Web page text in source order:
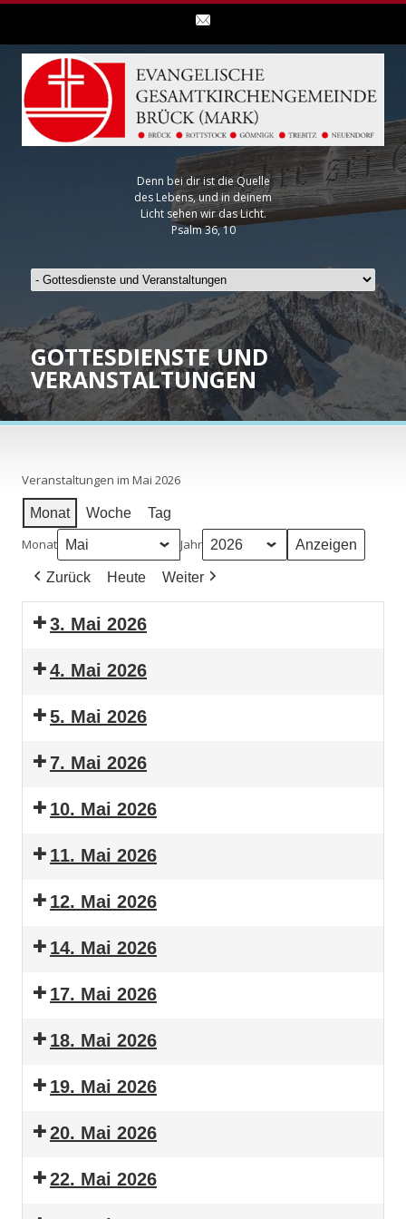
Denn bei dir ist die Quelle
des Lebens, und in deinem
Licht sehen wir das Licht.
Psalm 36, 10
GOTTESDIENSTE UND
VERANSTALTUNGEN
Veranstaltungen im Mai 2026
Monat Woche Tag
Monat Jahr
Zurück Heute Weiter
3. Mai 2026
4. Mai 2026
5. Mai 2026
7. Mai 2026
10. Mai 2026
11. Mai 2026
12. Mai 2026
14. Mai 2026
17. Mai 2026
18. Mai 2026
19. Mai 2026
20. Mai 2026
22. Mai 2026